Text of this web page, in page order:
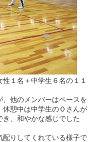
１名＋中学生６名の１１
他のメンバーはペースを
休憩中は中学生のＯさんが
、和やかな感じでした
配りしてくれている様子で